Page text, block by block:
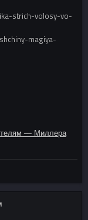
strich-volosy-vo-
magiya-
— Миллера